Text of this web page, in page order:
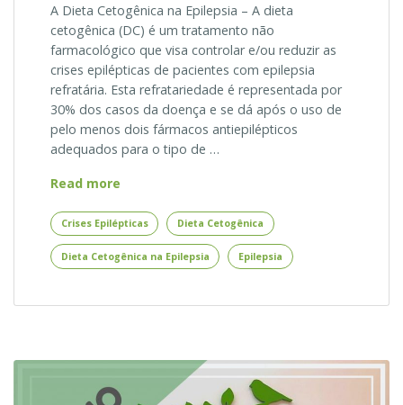
A Dieta Cetogênica na Epilepsia – A dieta
cetogênica (DC) é um tratamento não
farmacológico que visa controlar e/ou reduzir as
crises epilépticas de pacientes com epilepsia
refratária. Esta refratariedade é representada por
30% dos casos da doença e se dá após o uso de
pelo menos dois fármacos antiepilépticos
adequados para o tipo de …
Read more
Cetogênica
na
Epilepsia
Crises Epilépticas Dieta Cetogênica
Dieta Cetogênica na Epilepsia Epilepsia